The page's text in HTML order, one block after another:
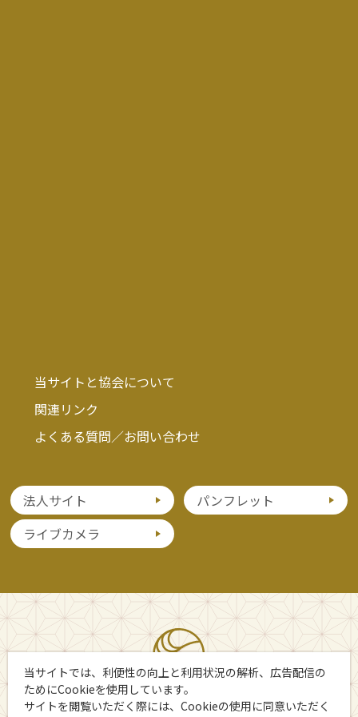
当サイトと協会について
関連リンク
よくある質問／お問い合わせ
法人サイト
パンフレット
ライブカメラ
当サイトでは、利便性の向上と利用状況の解析、広告配信の
ためにCookieを使用しています。
サイトを閲覧いただく際には、Cookieの使用に同意いただく